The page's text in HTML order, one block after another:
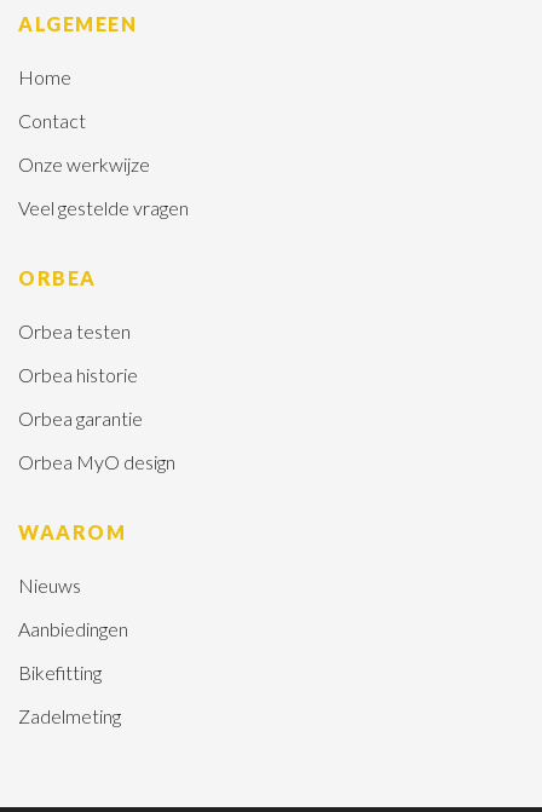
ALGEMEEN
Home
Contact
Onze werkwijze
Veel gestelde vragen
ORBEA
Orbea testen
Orbea historie
Orbea garantie
Orbea MyO design
WAAROM
Nieuws
Aanbiedingen
Bikefitting
Zadelmeting